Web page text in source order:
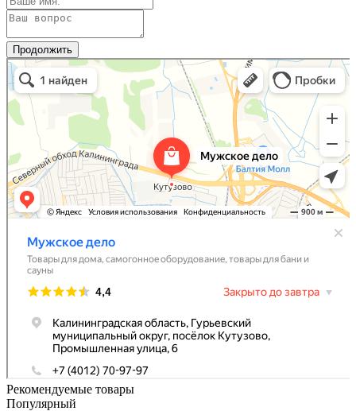
Продолжить
Мужское Дело
Товары для дома в Калининградской области
Самогонное оборудование в Калининградской области
Рекомендуемые товары
Популярный